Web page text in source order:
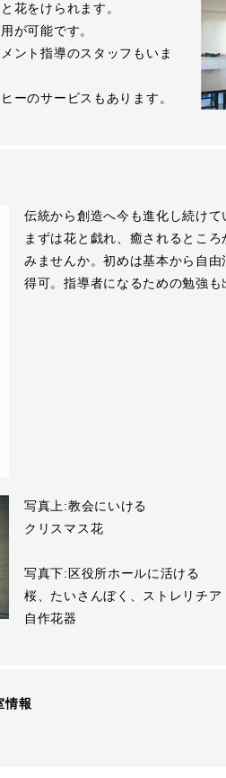
花をけられます。
が可能です。
ント指導のスタッフもいま
ーのサービスもあります。
伝統から創造へ今も進化し続けて
まずは花と戯れ、癒されるとこ
みませんか。初めは基本から自
得可。指導者になるための勉強も
写真上:教会にいける
クリスマス花
写真下:区役所ホールに活ける
桜、たいさんぼく、ストレリチア
自作花器
情報